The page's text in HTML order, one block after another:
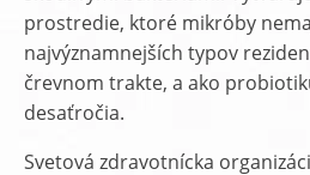
prostredie, ktoré mikróby
najvýznamnejších typov
črevnom trakte, a ako
desaťročia.
Svetová zdravotnícka